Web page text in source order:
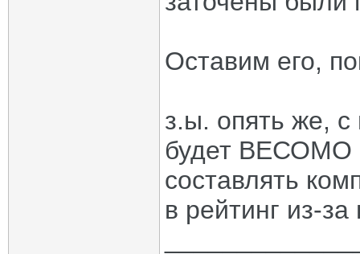
Оставим его,
з.ы. опять же, с
будет ВЕСОМО
составлять
в рейтинг из-